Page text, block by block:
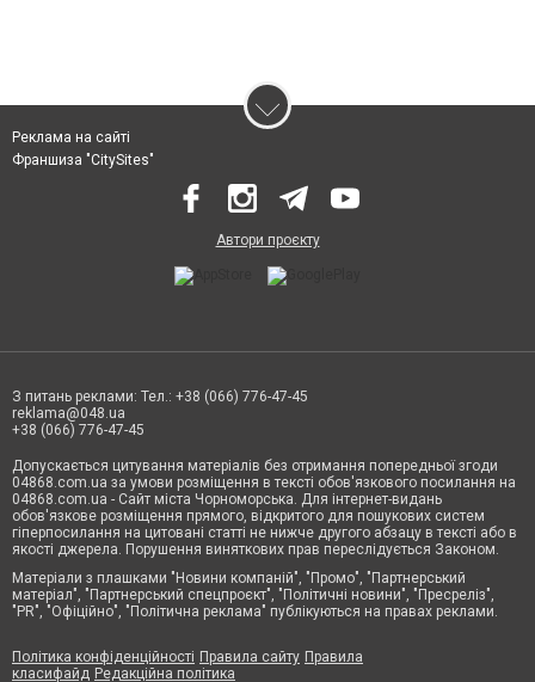
Реклама на сайті
Франшиза "CitySites"
Автори проєкту
З питань реклами: Тел.: +38 (066) 776-47-45
reklama@048.ua
+38 (066) 776-47-45
Допускається цитування матеріалів без отримання попередньої згоди
04868.com.ua за умови розміщення в тексті обов'язкового посилання на
04868.com.ua - Сайт міста Чорноморська. Для інтернет-видань
обов'язкове розміщення прямого, відкритого для пошукових систем
гіперпосилання на цитовані статті не нижче другого абзацу в тексті або в
якості джерела. Порушення виняткових прав переслідується Законом.
Матеріали з плашками "Новини компаній", "Промо", "Партнерський
матеріал", "Партнерський спецпроєкт", "Політичні новини", "Пресреліз",
"PR", "Офіційно", "Політична реклама" публікуються на правах реклами.
Політика конфіденційності Правила сайту Правила
класифайд Редакційна політика